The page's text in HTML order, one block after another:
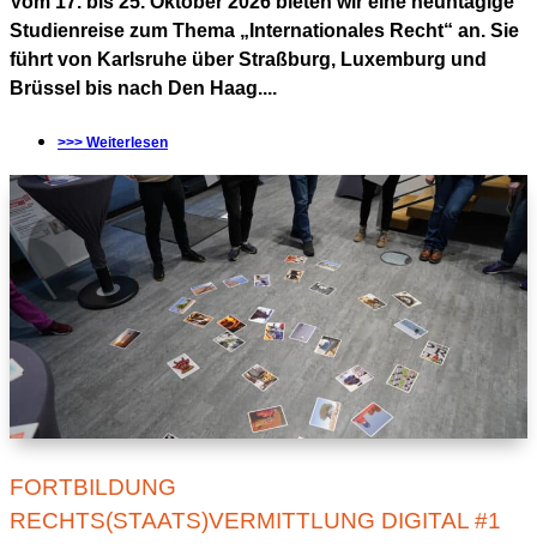
Studienreise zum Thema „Internationales Recht“ an. Sie
führt von Karlsruhe über Straßburg, Luxemburg und
Brüssel bis nach Den Haag....
>>> Weiterlesen
FORTBILDUNG
RECHTS(STAATS)VERMITTLUNG DIGITAL #1